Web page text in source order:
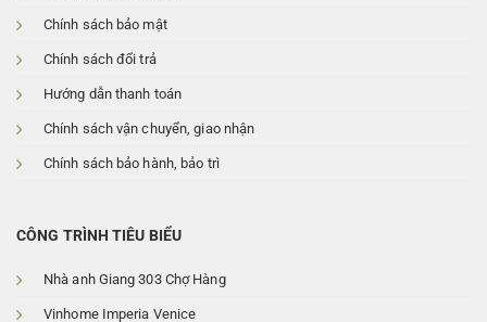
Chính sách bảo mật
Chính sách đổi trả
Hướng dẫn thanh toán
Chính sách vận chuyển, giao nhận
Chính sách bảo hành, bảo trì
CÔNG TRÌNH TIÊU BIỂU
Nhà anh Giang 303 Chợ Hàng
Vinhome Imperia Venice